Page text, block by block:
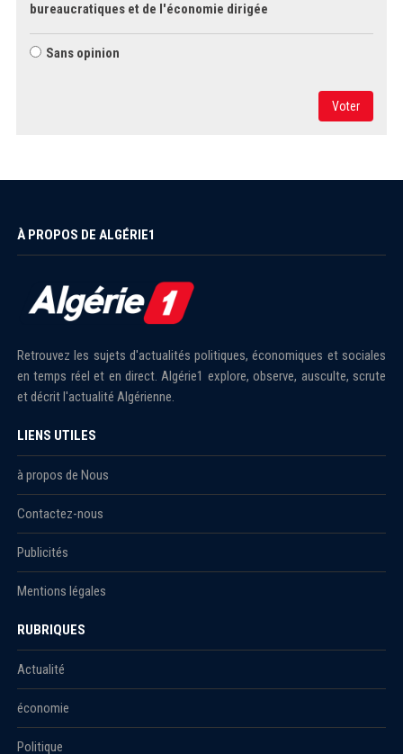
bureaucratiques et de l'économie dirigée
Sans opinion
Voter
À PROPOS DE ALGÉRIE1
Retrouvez les sujets d'actualités politiques, économiques et sociales
en temps réel et en direct. Algérie1 explore, observe, ausculte, scrute
et décrit l'actualité Algérienne.
LIENS UTILES
à propos de Nous
Contactez-nous
Publicités
Mentions légales
RUBRIQUES
Actualité
économie
Politique